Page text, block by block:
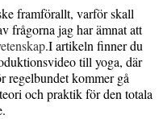
framförallt, varför skall
frågorna jag har ämnat att
.I artikeln finner du
till yoga, där
regelbundet kommer gå
och praktik för den totala